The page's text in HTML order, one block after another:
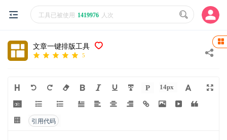
工具已被使用 1419976 人次
文章一键排版工具
5
P 14px
引用代码